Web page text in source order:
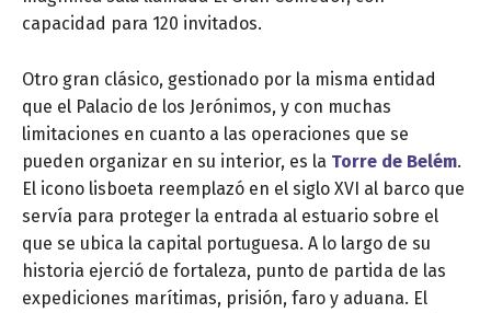
capacidad para 120 invitados.
Otro gran clásico, gestionado por la misma entidad
que el Palacio de los Jerónimos, y con muchas
limitaciones en cuanto a las operaciones que se
pueden organizar en su interior, es la Torre de Belém.
El icono lisboeta reemplazó en el siglo XVI al barco que
servía para proteger la entrada al estuario sobre el
que se ubica la capital portuguesa. A lo largo de su
historia ejerció de fortaleza, punto de partida de las
expediciones marítimas, prisión, faro y aduana. El